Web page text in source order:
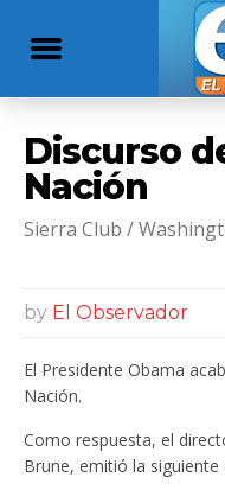
Discurso
Nación
Sierra Club /
by El Observador
El Presidente Obama
Nación.
Como respuesta, el
Brune, emitió la siguiente